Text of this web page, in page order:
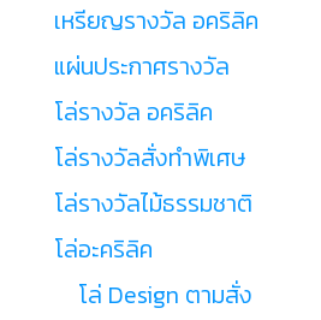
เหรียญรางวัล อคริลิค
แผ่นประกาศรางวัล
โล่รางวัล อคริลิค
โล่รางวัลสั่งทำพิเศษ
โล่รางวัลไม้ธรรมชาติ
โล่อะคริลิค
โล่ Design ตามสั่ง